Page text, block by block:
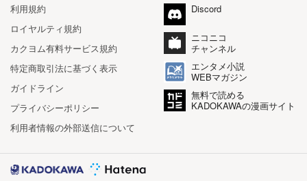
利用規約
ロイヤルティ規約
カクヨム有料サービス規約
特定商取引法に基づく表示
ガイドライン
プライバシーポリシー
利用者情報の外部送信について
Discord
ニコニコ
チャンネル
エンタメ小説
WEBマガジン
無料で読める
KADOKAWAの漫画サイト